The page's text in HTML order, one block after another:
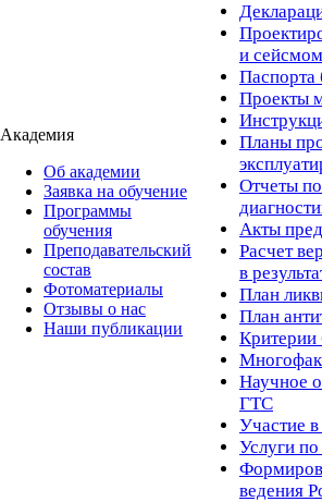
Академия
Об академии
Заявка на обучение
Программы
обучения
Преподавательский
состав
Фотоматериалы
Отзывы о нас
Наши публикации
и
Паспорта
Проекты
Планы
Отчеты по
Акты
Расчет
в
План
План
Критерии
Научное
ГТС
Участие
Услуги
ведения